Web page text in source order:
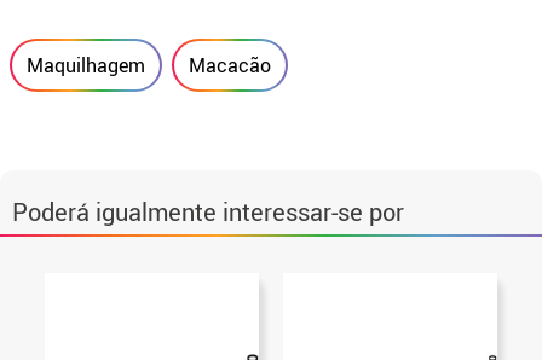
Maquilhagem Macacão
Poderá igualmente interessar-se por